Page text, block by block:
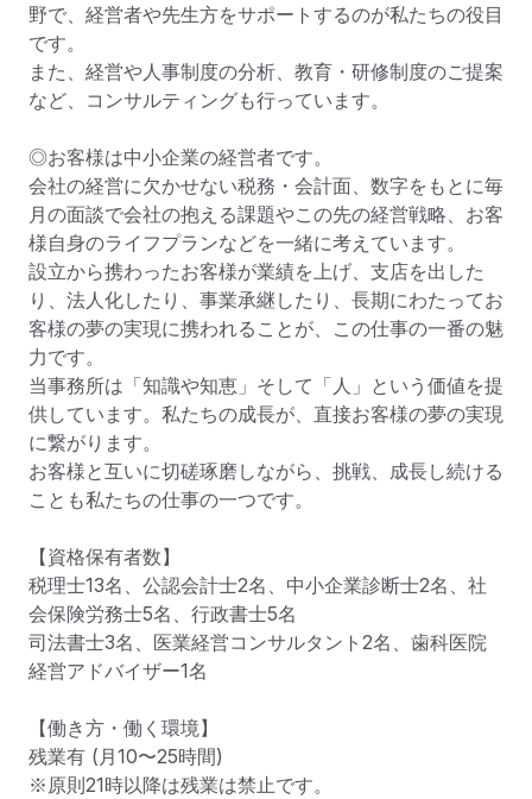
野で、経営者や先生方をサポートするのが私たちの役目
です。
また、経営や人事制度の分析、教育・研修制度のご提案
など、コンサルティングも行っています。
◎お客様は中小企業の経営者です。
会社の経営に欠かせない税務・会計面、数字をもとに毎
月の面談で会社の抱える課題やこの先の経営戦略、お客
様自身のライフプランなどを一緒に考えています。
設立から携わったお客様が業績を上げ、支店を出した
り、法人化したり、事業承継したり、⻑期にわたってお
客様の夢の実現に携われることが、この仕事の一番の魅
力です。
当事務所は「知識や知恵」そして「人」という価値を提
供しています。私たちの成⻑が、直接お客様の夢の実現
に繋がります。
お客様と互いに切磋琢磨しながら、挑戦、成⻑し続ける
ことも私たちの仕事の一つです。
【資格保有者数】
税理士13名、公認会計士2名、中小企業診断士2名、社
会保険労務士5名、行政書士5名
司法書士3名、医業経営コンサルタント2名、歯科医院
経営アドバイザー1名
【働き方・働く環境】
残業有 (月10〜25時間)
※原則21時以降は残業は禁止です。